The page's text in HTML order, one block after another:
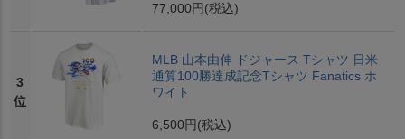
77,000円 (税込)
3
位
MLB 山本由伸 ドジャース Tシャツ 日米
通算100勝達成記念Tシャツ Fanatics ホ
ワイト
6,500円 (税込)